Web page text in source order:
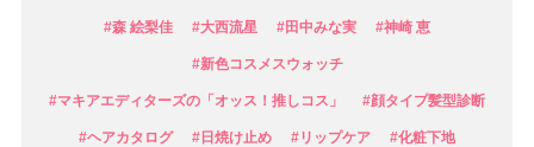
#森 絵梨佳 #大西流星 #田中みな実 #神崎 恵
#新色コスメスウォッチ
#マキアエディターズの「オッス！推しコス」 #顔タイプ髪型診断
#ヘアカタログ #日焼け止め #リップケア #化粧下地